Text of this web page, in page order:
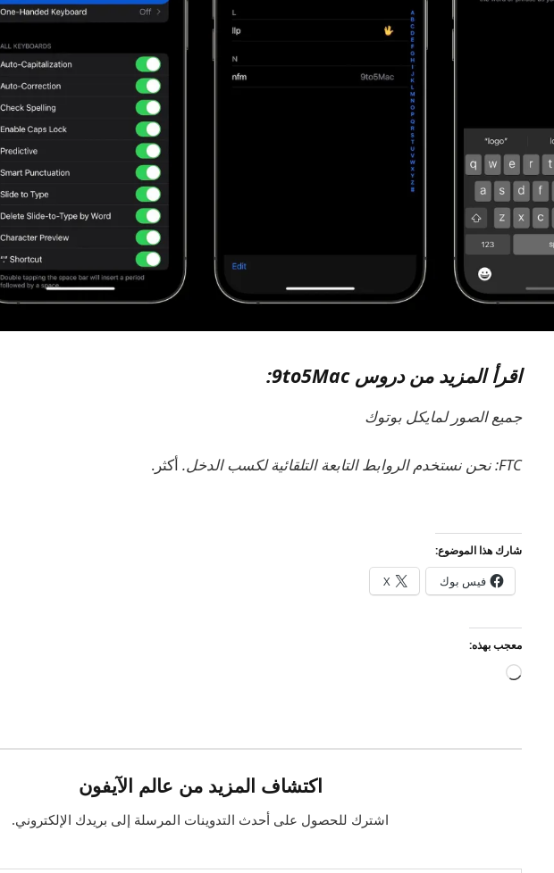
اقرأ المزيد من دروس 9to5Mac:
جميع الصور لمايكل بوتوك
FTC: نحن نستخدم الروابط التابعة التلقائية لكسب الدخل. أكثر.
شارك هذا الموضوع:
فيس بوك X
معجب بهذه:
جاري
اكتشاف المزيد من عالم الآيفون
اشترك للحصول على أحدث التدوينات المرسلة إلى بريدك الإلكتروني.
كتابة بريدك الإلكتروني...